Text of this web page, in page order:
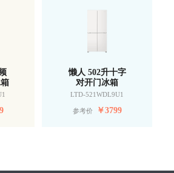
懒人 502升十字
对开门冰箱
LTD-521WDL9U1
参考价 ￥3799